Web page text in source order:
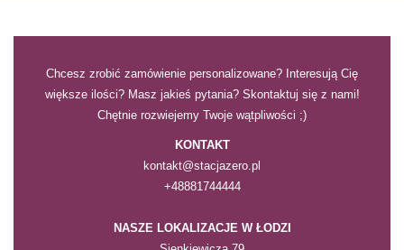
Chcesz zrobić zamówienie personalizowane? Interesują Cię
większe ilości? Masz jakieś pytania? Skontaktuj się z nami!
Chętnie rozwiejemy Twoje wątpliwości ;)
KONTAKT
kontakt@stacjazero.pl
+48881744444
NASZE LOKALIZACJE W ŁODZI